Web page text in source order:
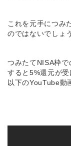
これを元手につみ
のではないでしょ
つみたてNISA枠
すると5%還元が受
以下のYouTube動